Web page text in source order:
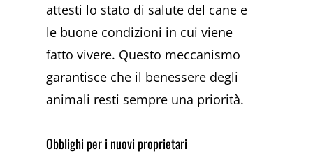
attesti lo stato di salute del cane e
le buone condizioni in cui viene
fatto vivere. Questo meccanismo
garantisce che il benessere degli
animali resti sempre una priorità.
Obblighi per i nuovi proprietari